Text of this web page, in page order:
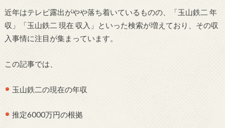
近年はテレビ露出がやや落ち着いているものの、「玉山鉄二 年
収」「玉山鉄二 現在 収入」といった検索が増えており、その収
入事情に注目が集まっています。
この記事では、
玉山鉄二の現在の年収
推定6000万円の根拠